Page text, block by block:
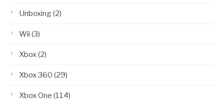
Unboxing(2)
Wii (3)
Xbox(2)
Xbox 360 (29)
Xbox One (114)